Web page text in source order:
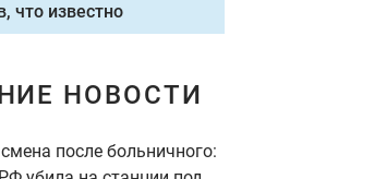
что известно
НОВОСТИ
после больничного: